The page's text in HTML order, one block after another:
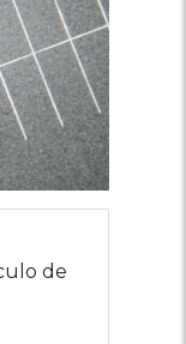
de